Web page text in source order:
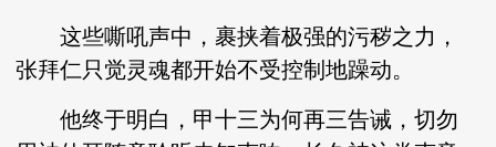
这些嘶吼声中，裹挟着极强的污秽之力，
张拜仁只觉灵魂都开始不受控制地躁动。
他终于明白，甲十三为何再三告诫，切勿